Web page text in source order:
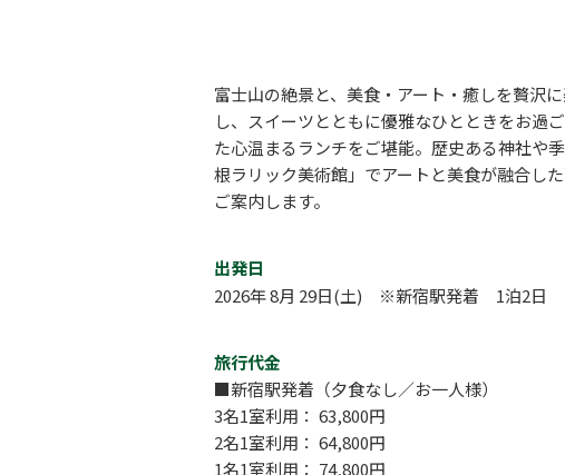
富士山の絶景と、美食・アート・癒しを贅沢
し、スイーツとともに優雅なひとときをお過
た心温まるランチをご堪能。歴史ある神社や
根ラリック美術館」でアートと美食が融合し
ご案内します。
出発日
2026年 8月 29日(土) ※新宿駅発着 1泊2日
旅行代金
■新宿駅発着（夕食なし／お一人様）
3名1室利用： 63,800円
2名1室利用： 64,800円
1名1室利用： 74,800円